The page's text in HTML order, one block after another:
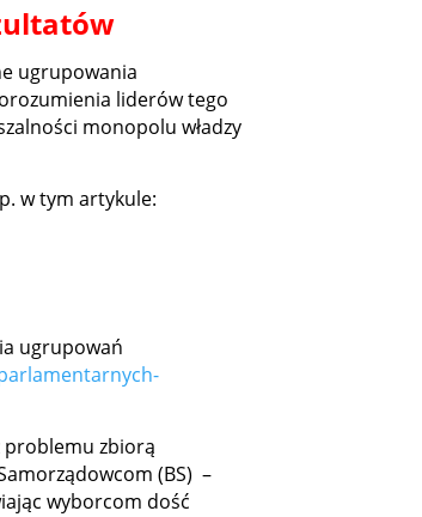
ugrupowania
liderów tego
monopolu władzy
w tym artykule:
ugrupowań
problemu zbiorą
(BS) –
wyborcom dość